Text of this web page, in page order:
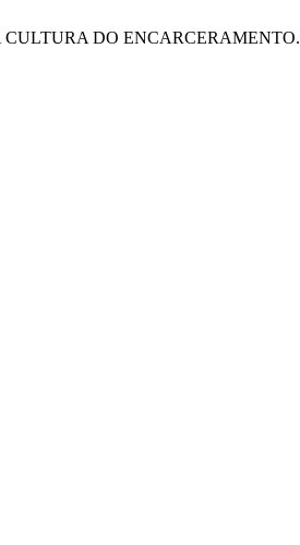
CULTURA DO ENCARCERAMENTO.